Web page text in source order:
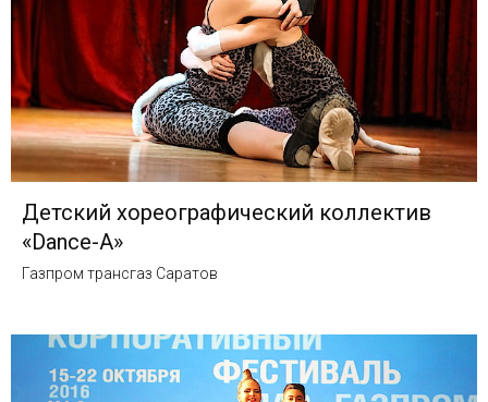
Детский хореографический коллектив
«Dance-A»
Газпром трансгаз Саратов